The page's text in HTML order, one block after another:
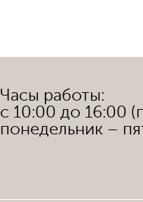
Часы работы:
с 10:00 до 16:00
понедельник –